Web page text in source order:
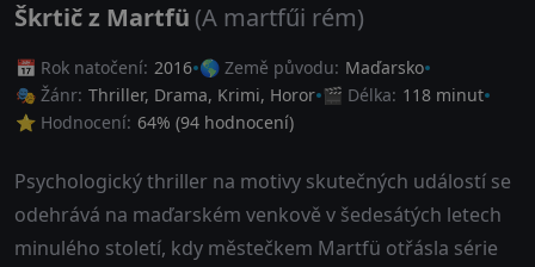
Škrtič z Martfü (A martfűi rém)
📅 Rok natočení: 2016 🌎 Země původu: Maďarsko
🎭 Žánr: Thriller, Drama, Krimi, Horor 🎬 Délka: 118 minut
⭐ Hodnocení: 64% (94 hodnocení)
Psychologický thriller na motivy skutečných událostí se
odehrává na maďarském venkově v šedesátých letech
minulého století, kdy městečkem Martfü otřásla série